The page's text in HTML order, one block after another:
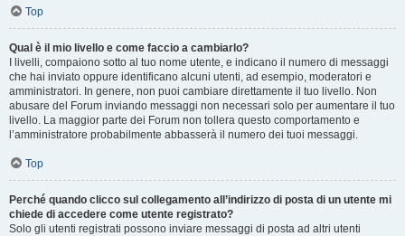
Top
Qual è il mio livello e come faccio a cambiarlo?
I livelli, compaiono sotto al tuo nome utente, e indicano il numero di messaggi
che hai inviato oppure identificano alcuni utenti, ad esempio, moderatori e
amministratori. In genere, non puoi cambiare direttamente il tuo livello. Non
abusare del Forum inviando messaggi non necessari solo per aumentare il tuo
livello. La maggior parte dei Forum non tollera questo comportamento e
l’amministratore probabilmente abbasserà il numero dei tuoi messaggi.
Top
Perché quando clicco sul collegamento all’indirizzo di posta di un utente mi
chiede di accedere come utente registrato?
Solo gli utenti registrati possono inviare messaggi di posta ad altri utenti